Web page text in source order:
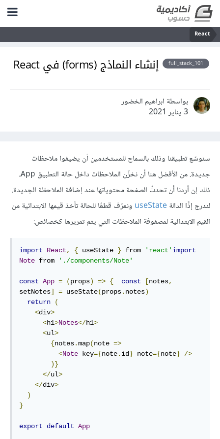
React
full_stack_101 إنشاء النماذج (forms) في React
بواسطة ابراهيم الخضور
3 يناير 2021
سنوسّع تطبيقنا وذلك بالسماح للمستخدمين أن يضيفوا ملاحظات
جديدة. من الأفضل هنا أن نخزّن الملاحظات داخل حالة التطبيق App،
ذلك إن أردنا أن تحدثّ الصفحة محتوياتها عند إضافة الملاحظة الجديدة.
لندرج إذًا الدالةuseState ونعرّف قطعًا للحالة تأخذ قيمها الابتدائية من
القيم الابتدائية لمصفوفة الملاحظات التي يتم تمريرها كخصائص:
import React, { useState } from 'react' import
Note from './components/Note'
const App = (props) => { const [notes,
setNotes] = useState(props. notes)
return
(
<div>
<h1>Notes</h1>
<ul>
{notes.map(note =>
<Note key={note. id} note={note}
/>
)}
</ul>
</div>
)
}
export default App